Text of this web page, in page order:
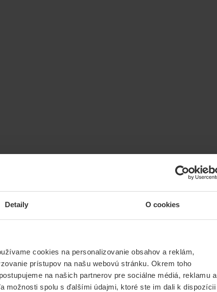
Detaily O cookies
cookies na personalizovanie obsahov a reklám,
prístupov na našu webovú stránku. Okrem toho
na našich partnerov pre sociálne médiá, reklamu a
možnosti spolu s ďalšími údajmi, ktoré ste im dali k dispozícii